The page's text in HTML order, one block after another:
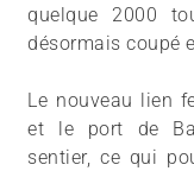
quelque 2000
désormais coupé
Le nouveau lien
et le port de
sentier, ce qui